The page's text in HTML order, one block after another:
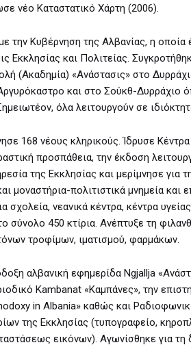
νέο Καταστατικό Χάρτη (2006).
την Κυβέρνηση της Αλβανίας, η οποία
Εκκλησίας και Πολιτείας.
(Aκαδημία) «Aνάστασις» στο
και στο Σούκθ-Δυρράχιο
όλα λειτουργούν σε
168 νέους κληρικούς. Ίδρυσε
προσπάθεια, την έκδοση
της Eκκλησίας και μερίμνησε για
μοναστήρια-πολιτιστικά μνημεία και
σχολεία, νεανικά κέντρα, κέντρα
σύνολο 450 κτίρια. Ανέπτυξε τη
τροφίμων, ιματισμού, φαρμάκων.
αλβανική εφημερίδα Ngjallja
Kambanat «Καμπάνες», την
in Albania» καθώς και
της Εκκλησίας (τυπογραφείο,
εικόνων). Αγωνίσθηκε για τη